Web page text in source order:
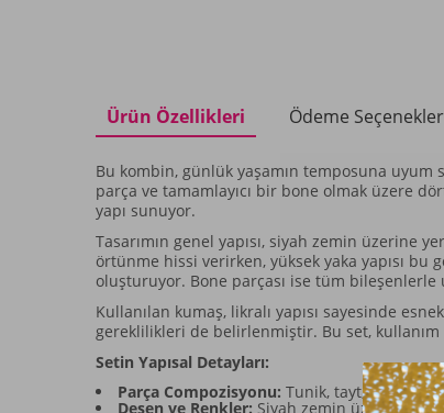
Ürün Özellikleri Ödeme
Bu kombin, günlük yaşamın temposuna
parça ve tamamlayıcı bir bone olmak üzere
yapı sunuyor.
Tasarımın genel yapısı, siyah zemin
örtünme hissi verirken, yüksek yaka yapısı
oluşturuyor. Bone parçası ise tüm
Kullanılan kumaş, likralı yapısı sayesinde
gereklilikleri de belirlenmiştir. Bu set,
Setin Yapısal Detayları:
Parça Compozisyonu: Tunik, tayt, ince
Desen ve Renkler: Siyah zemin üzerine mor